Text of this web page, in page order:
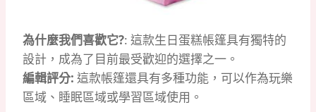
為什麼我們喜歡它?: 這款生日蛋糕帳篷具有獨特的
設計，成為了目前最受歡迎的選擇之一。
編輯評分: 這款帳篷還具有多種功能，可以作為玩樂
區域、睡眠區域或學習區域使用。